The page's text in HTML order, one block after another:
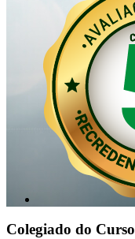
Colegiado do Curso